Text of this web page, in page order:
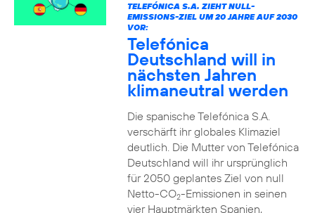
TELEFÓNICA S.A. ZIEHT NULL-
EMISSIONS-ZIEL UM 20 JAHRE AUF 2030
VOR:
Telefónica
Deutschland will in
nächsten Jahren
klimaneutral werden
Die spanische Telefónica S.A.
verschärft ihr globales Klimaziel
deutlich. Die Mutter von Telefónica
Deutschland will ihr ursprünglich
für 2050 geplantes Ziel von null
Netto-CO2-Emissionen in seinen
vier Hauptmärkten Spanien,